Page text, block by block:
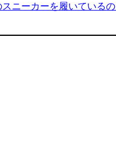
ニーカーを履いている